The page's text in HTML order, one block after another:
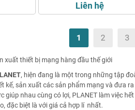
Liên hệ
1 2 3
xuất thiết bị mạng hàng đầu thế giới
, hiện đang là một trong những tập
kế, sản xuất các sản phẩm mạng và đưa
giúp nhau cùng có lợi, PLANET làm việc
đặc biệt là với giá cả hợp lí nhất.